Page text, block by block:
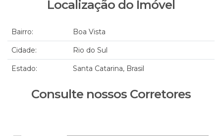
Localização do Imóvel
Bairro: Boa Vista
Cidade: Rio do Sul
Estado: Santa Catarina, Brasil
Consulte nossos Corretores